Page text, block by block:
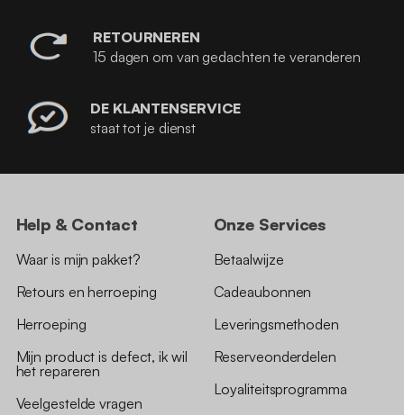
RETOURNEREN
15 dagen om van gedachten te veranderen
DE KLANTENSERVICE
staat tot je dienst
Help & Contact
Waar is mijn pakket?
Retours en herroeping
Herroeping
Mijn product is defect, ik wil
het repareren
Veelgestelde vragen
Onze Services
Betaalwijze
Cadeaubonnen
Leveringsmethoden
Reserveonderdelen
Loyaliteitsprogramma